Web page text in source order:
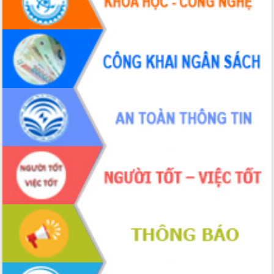
Tháo gỡ những vướng mắc, đẩy mạnh
công tác cải cách thủ tục hành chính
tại Trung tâm Phục vụ hành chính
công tỉnh
Đắk Lắk: Tôn vinh 46 giải pháp tại Hội
thi Sáng tạo Kỹ thuật 2024 - 2025
Đắk Lắk rà soát, điều chỉnh Đề án 190
về phát triển nuôi trồng thủy sản
Phó Chủ tịch UBND tỉnh Đắk Lắk
Trương Công Thái kiểm tra thực địa
Dự án cao tốc Khánh Hòa - Buôn Ma
Thuột
Định vị cà phê Việt Nam như một “di
sản sống” trong dòng chảy toàn cầu
Xây dựng nông thôn mới: Nâng cao đời
sống người dân từ những mô hình thiết
thực
Quyết liệt tháo gỡ vướng mắc, đẩy
nhanh tiến độ các dự án trọng điểm
trong Khu kinh tế Nam Phú Yên